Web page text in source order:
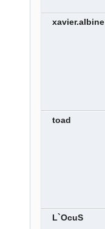
xavier.albine
toad
L`OcuS